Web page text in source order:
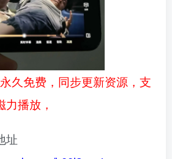
久免费，同步更新资源，支
播放，
址